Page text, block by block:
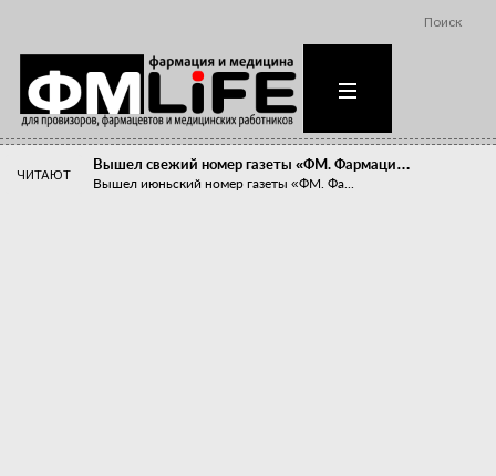
Поиск
ЧИТАЮТ
Вышел свежий номер газеты «ФМ. Фармаци…
Вышел июньский номер газеты «ФМ. Фа...